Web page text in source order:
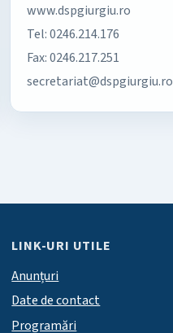
www.dspgiurgiu.ro
Tel: 0246.214.176
Fax: 0246.217.251
secretariat@dspgiurgiu.ro
LINK-URI UTILE
Anunțuri
Date de contact
Programări